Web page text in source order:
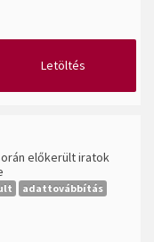
Letöltés
előkerült iratok
adattovábbítás